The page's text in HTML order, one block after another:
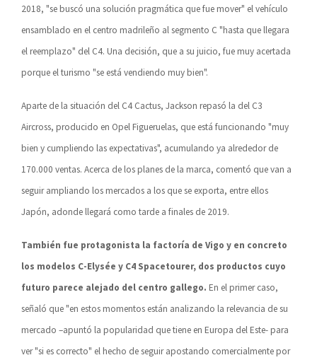
2018, "se buscó una solución pragmática que fue mover" el vehículo
ensamblado en el centro madrileño al segmento C "hasta que llegara
el reemplazo" del C4. Una decisión, que a su juicio, fue muy acertada
porque el turismo "se está vendiendo muy bien".
Aparte de la situación del C4 Cactus, Jackson repasó la del C3
Aircross, producido en Opel Figueruelas, que está funcionando "muy
bien y cumpliendo las expectativas", acumulando ya alrededor de
170.000 ventas. Acerca de los planes de la marca, comentó que van a
seguir ampliando los mercados a los que se exporta, entre ellos
Japón, adonde llegará como tarde a finales de 2019.
También fue protagonista la factoría de Vigo y en concreto
los modelos C-Elysée y C4 Spacetourer, dos productos cuyo
futuro parece alejado del centro gallego. En el primer caso,
señaló que "en estos momentos están analizando la relevancia de su
mercado –apuntó la popularidad que tiene en Europa del Este- para
ver "si es correcto" el hecho de seguir apostando comercialmente por